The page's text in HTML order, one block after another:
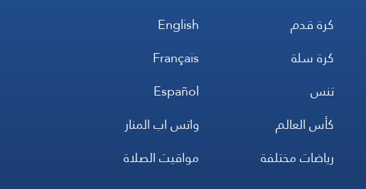
كرة قدم
كرة سلة
تنس
كأس العالم
رياضات مختلفة
English
Français
Español
واتس اب المنار
مواقيت الصلاة